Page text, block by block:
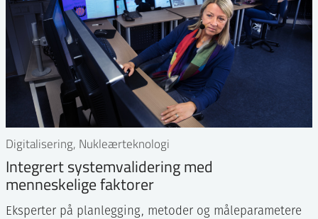
Digitalisering, Nukleærteknologi
Integrert systemvalidering med
menneskelige faktorer
Eksperter på planlegging, metoder og måleparametere